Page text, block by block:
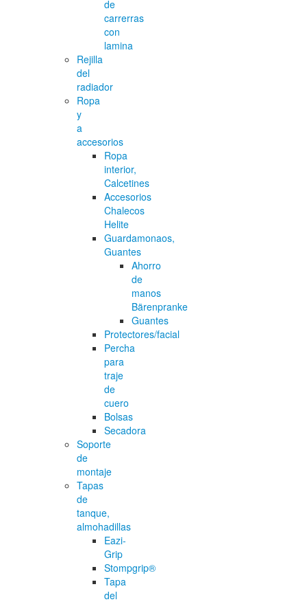
de
carrerras
con
lamina
Rejilla
del
radiador
Ropa
y
a
accesorios
Ropa
interior,
Calcetines
Accesorios
Chalecos
Helite
Guardamonaos,
Guantes
Ahorro
de
manos
Bärenpranke
Guantes
Protectores/facial
Percha
para
traje
de
cuero
Bolsas
Secadora
Soporte
de
montaje
Tapas
de
tanque,
almohadillas
Eazi-
Grip
Stompgrip®
Tapa
del